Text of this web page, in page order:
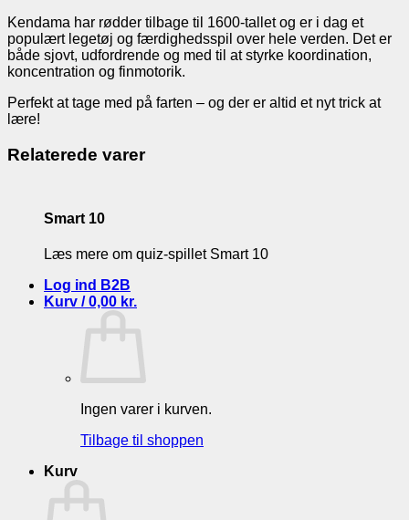
Smart 10
Læs mere om quiz-spillet Smart 10
Log ind B2B
Kurv /0,00 kr.
Ingen varer i kurven.
Tilbage til shoppen
Kurv
Kendama har rødder tilbage til 1600-tallet og er i dag et
populært legetøj og færdighedsspil over hele verden. Det er
både sjovt, udfordrende og med til at styrke koordination,
koncentration og finmotorik.
Perfekt at tage med på farten – og der er altid et nyt trick at
lære!
Relaterede varer